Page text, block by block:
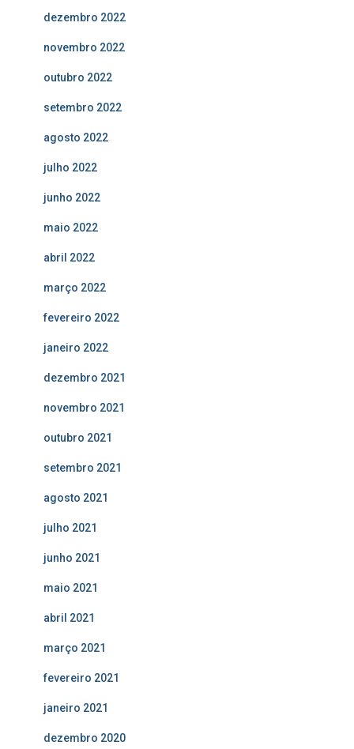
dezembro 2022
novembro 2022
outubro 2022
setembro 2022
agosto 2022
julho 2022
junho 2022
maio 2022
abril 2022
março 2022
fevereiro 2022
janeiro 2022
dezembro 2021
novembro 2021
outubro 2021
setembro 2021
agosto 2021
julho 2021
junho 2021
maio 2021
abril 2021
março 2021
fevereiro 2021
janeiro 2021
dezembro 2020